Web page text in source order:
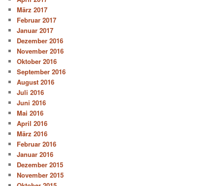
März 2017
Februar 2017
Januar 2017
Dezember 2016
November 2016
Oktober 2016
September 2016
August 2016
Juli 2016
Juni 2016
Mai 2016
April 2016
März 2016
Februar 2016
Januar 2016
Dezember 2015
November 2015